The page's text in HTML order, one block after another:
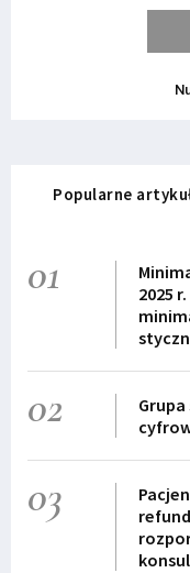
Popularne
01
2025
02
03